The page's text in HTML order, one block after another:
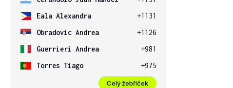
Eala Alexandra
+1131
Obradovic Andrea
+1126
Guerrieri Andrea
+981
Torres Tiago
+975
Celý žebříček